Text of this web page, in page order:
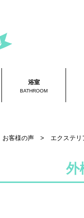
浴室
BATHROOM
お客様の声 > エクステリ
外